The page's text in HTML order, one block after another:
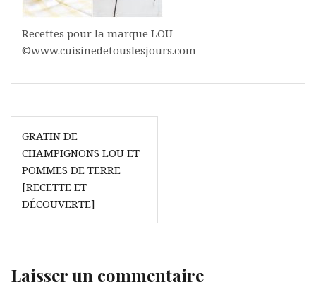
Recettes pour la marque LOU –
©www.cuisinedetouslesjours.com
Navigation
de
l’article
GRATIN DE
CHAMPIGNONS LOU ET
POMMES DE TERRE
[RECETTE ET
DÉCOUVERTE]
Laisser un commentaire